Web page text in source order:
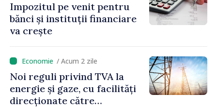
Impozitul pe venit pentru
bănci și instituții financiare
va crește
/ Acum 2 zile
Noi reguli privind TVA la
energie și gaze, cu facilități
direcționate către